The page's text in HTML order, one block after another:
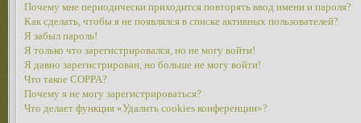
Почему мне периодически приходится повторять ввод имени и пароля?
Как сделать, чтобы я не появлялся в списке активных пользователей?
Я забыл пароль!
Я только что зарегистрировался, но не могу войти!
Я давно зарегистрирован, но больше не могу войти!
Что такое COPPA?
Почему я не могу зарегистрироваться?
Что делает функция «Удалить cookies конференции»?